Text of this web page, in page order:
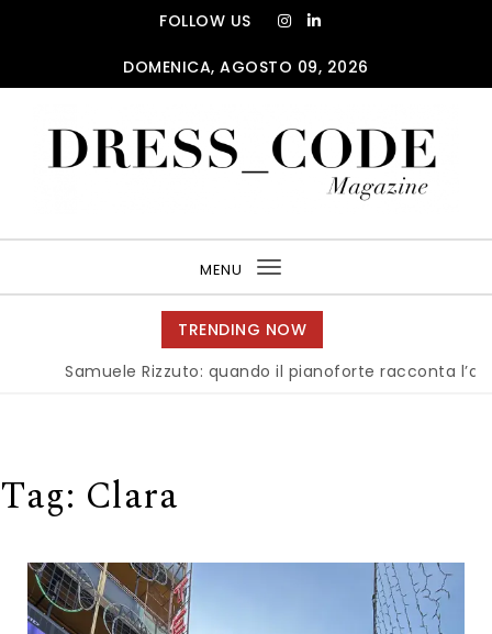
FOLLOW US
DOMENICA, AGOSTO 09, 2026
MENU
Toggle
navigation
TRENDING NOW
Samuele Rizzuto: quando il pianoforte racconta l’anima
Tag: Clara